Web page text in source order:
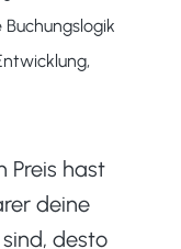
Preis hast
deine
desto